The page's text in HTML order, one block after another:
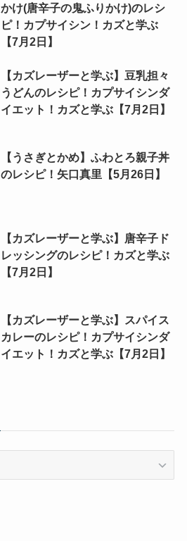
かけ(唐辛子の鬼ふりかけ)のレシ
ピ！カプサイシン！カズと学ぶ
【7月2日】
【カズレーザーと学ぶ】豆乳担々
うどんのレシピ！カプサイシンダ
イエット！カズと学ぶ【7月2日】
【うさぎとかめ】ふわとろ親子丼
のレシピ！矢口真里【5月26日】
【カズレーザーと学ぶ】唐辛子ド
レッシングのレシピ！カズと学ぶ
【7月2日】
【カズレーザーと学ぶ】スパイス
カレーのレシピ！カプサイシンダ
イエット！カズと学ぶ【7月2日】